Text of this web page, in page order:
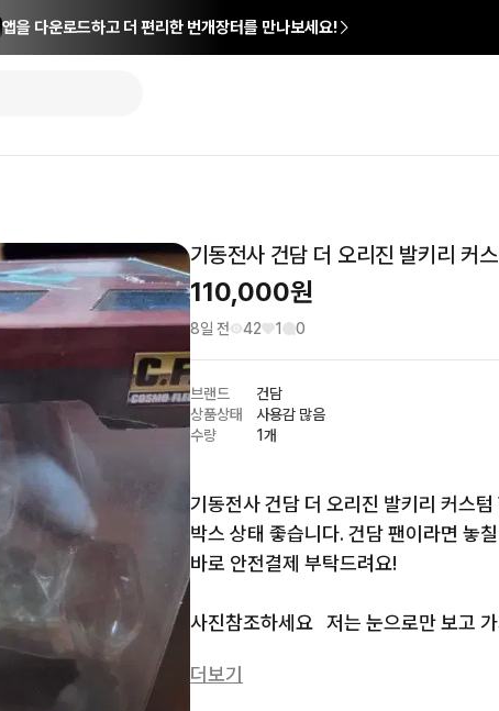
앱을 다운로드하고 더 편리한 번개장터를 만나보세요!
기동전사 건담 더 오리진 발키리 커
110,000원
8일 전 42 1 0
브랜드
건담
상품상태
사용감 많음
수량
1개
기동전사 건담 더 오리진 발키리 커스
박스 상태 좋습니다. 건담 팬이라면 놓
바로 안전결제 부탁드려요!
사진참조하세요   저는 눈으로만 보고
물품을 모른다고 바꿔치기 하시는 분들
더보기